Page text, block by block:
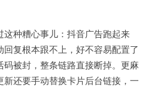
种糟心事儿：抖音广告跑起来
复根本跟不上，好不容易配置了
码被封，整条链路直接断掉。更麻
还要手动替换卡片后台链接，一